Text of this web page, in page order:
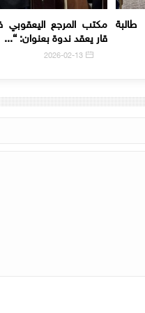
مكتب المرجع
قار يعقد ندوة بعنوان: “...
2026-02-13
بمشاركة اكثر من 1000 طالبة